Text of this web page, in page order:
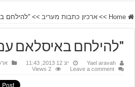
Home
>> ארכיון כתבות מעריב >> "להילחם
"להילחם באיסלאם
Yael aravah יונ 12 2013, 11:43
Leave a comment
2 Views